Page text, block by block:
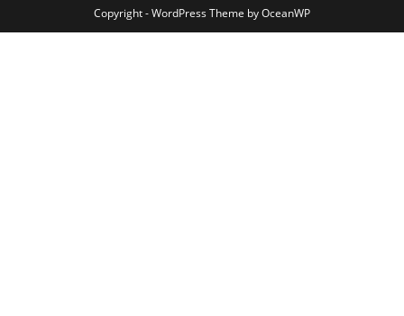
Copyright - WordPress Theme by OceanWP